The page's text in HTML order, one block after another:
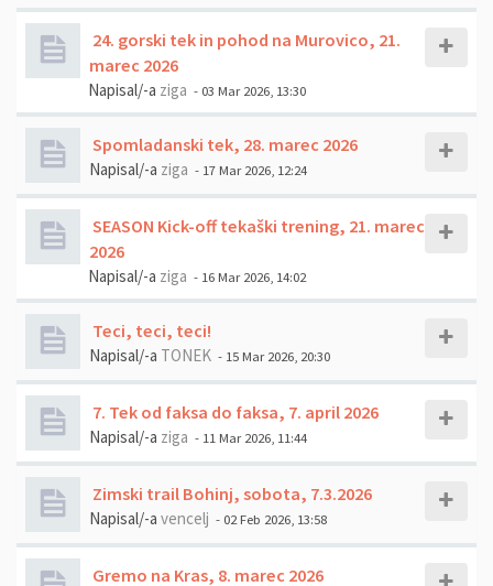
24. gorski tek in pohod na Murovico, 21.
marec 2026
Napisal/-a ziga - 03 Mar 2026, 13:30
Spomladanski tek, 28. marec 2026
Napisal/-a ziga - 17 Mar 2026, 12:24
SEASON Kick-off tekaški trening, 21. marec
2026
Napisal/-a ziga - 16 Mar 2026, 14:02
Teci, teci, teci!
Napisal/-a TONEK - 15 Mar 2026, 20:30
7. Tek od faksa do faksa, 7. april 2026
Napisal/-a ziga - 11 Mar 2026, 11:44
Zimski trail Bohinj, sobota, 7.3.2026
Napisal/-a vencelj - 02 Feb 2026, 13:58
Gremo na Kras, 8. marec 2026